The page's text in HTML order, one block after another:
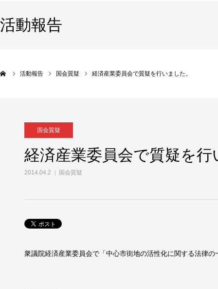
活動報告
活動報告 国会質疑 経済産業委員会で質疑を行いました。
国会質疑
経済産業委員会で質疑を
2014.04.2 国会質疑
衆議院経済産業委員会で「中心市街地の活性化に関する法律